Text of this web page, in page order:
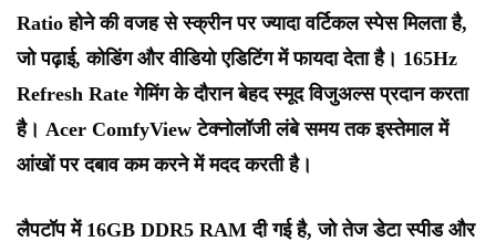
Ratio होने की वजह से स्क्रीन पर ज्यादा वर्टिकल स्पेस मिलता है,
जो पढ़ाई, कोडिंग और वीडियो एडिटिंग में फायदा देता है। 165Hz
Refresh Rate गेमिंग के दौरान बेहद स्मूद विजुअल्स प्रदान करता
है। Acer ComfyView टेक्नोलॉजी लंबे समय तक इस्तेमाल में
आंखों पर दबाव कम करने में मदद करती है।
लैपटॉप में 16GB DDR5 RAM दी गई है, जो तेज डेटा स्पीड और